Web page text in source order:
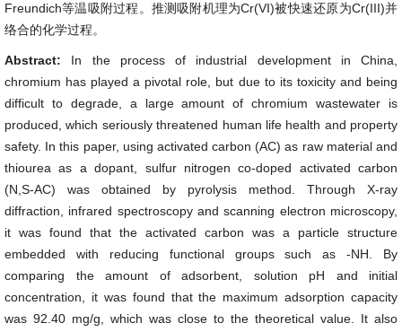
Freundich等温吸附过程。推测吸附机理为Cr(VI)被快速还原为Cr(III)并
络合的化学过程。
Abstract: In the process of industrial development in China,
chromium has played a pivotal role, but due to its toxicity and being
difficult to degrade, a large amount of chromium wastewater is
produced, which seriously threatened human life health and property
safety. In this paper, using activated carbon (AC) as raw material and
thiourea as a dopant, sulfur nitrogen co-doped activated carbon
(N,S-AC) was obtained by pyrolysis method. Through X-ray
diffraction, infrared spectroscopy and scanning electron microscopy,
it was found that the activated carbon was a particle structure
embedded with reducing functional groups such as -NH. By
comparing the amount of adsorbent, solution pH and initial
concentration, it was found that the maximum adsorption capacity
was 92.40 mg/g, which was close to the theoretical value. It also